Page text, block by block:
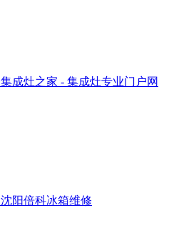
集成灶之家 - 集成灶专业门户网
沈阳倍科冰箱维修